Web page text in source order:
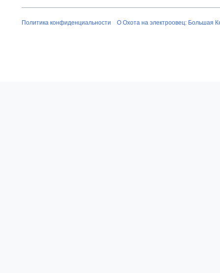
Политика конфиденциальности О Охота на электроовец: Большая